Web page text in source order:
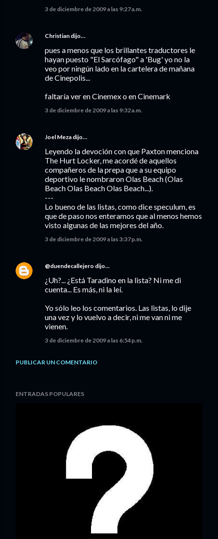
3 de diciembre de 2009 a las 9:27 a.m.
Christian dijo…
pues a menos que los brillantes traductores le
hayan puesto "El Sarcófago" a 'Bug' yo no la
veo por ningún lado en la cartelera de mañana
de Cinepolis...
faltaría ver en Cinemex o en Cinemark
3 de diciembre de 2009 a las 9:32 a.m.
Joel Meza dijo…
Leyendo la devoción con que Paxton menciona
The Hurt Locker, me acordé de aquellos
compañeros de la prepa que a su equipo
deportivo le nombraron Olas Beach (Olas
Beach Olas Beach Olas Beach...).
---
Lo bueno de las listas, como dice speculum, es
que de paso nos enteramos que al menos hemos
visto algunas de las mejores del año.
3 de diciembre de 2009 a las 3:37 p.m.
@duendecallejero dijo…
¿Uh?... ¿Está Taradino en la lista? Ni me di
cuenta... Es más, ni la leí.
Yo sólo leo los comentarios. Las listas, lo dije
una vez y lo vuelvo a decir, ni me van ni me
vienen.
3 de diciembre de 2009 a las 6:54 p.m.
PUBLICAR UN COMENTARIO
ENTRADAS POPULARES